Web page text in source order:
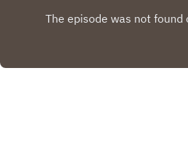
raconté par Jean-Marie